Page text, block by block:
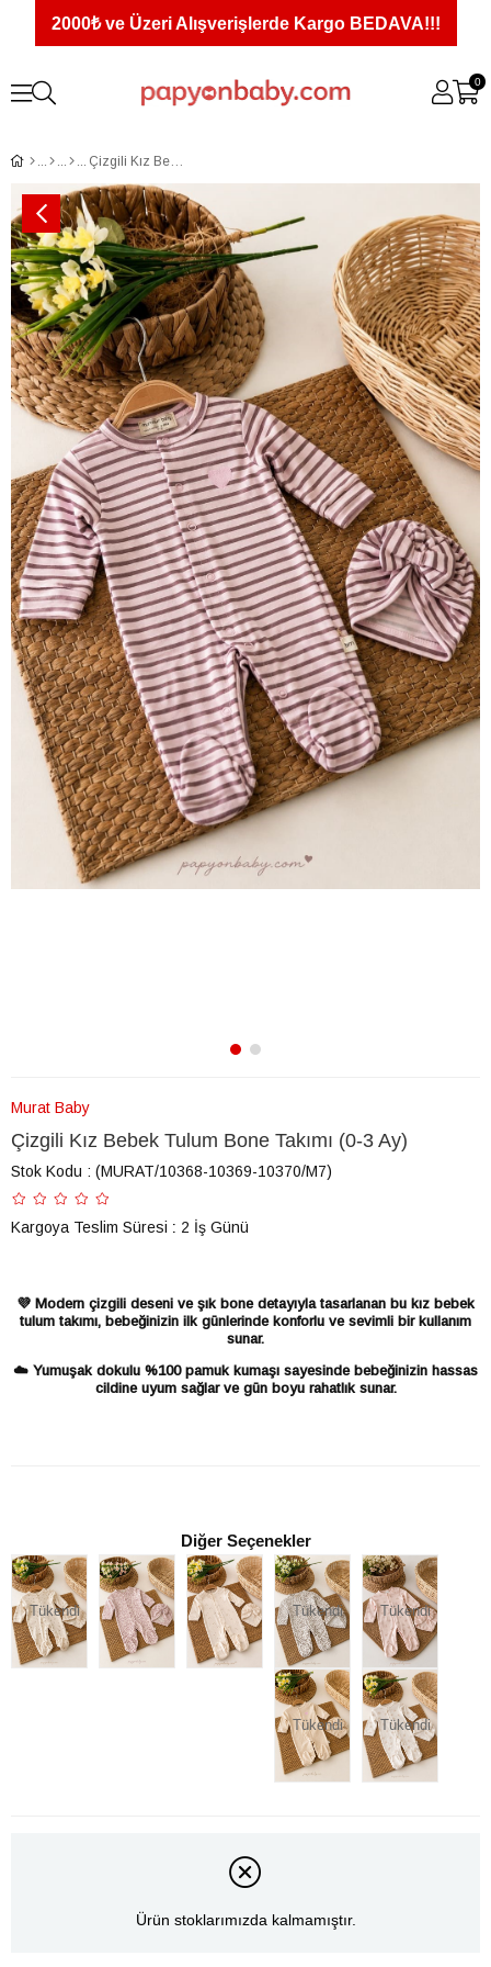
2000₺ ve Üzeri Alışverişlerde Kargo BEDAVA!!!
0
Çizgili Kız Bebek Tulum Bone Takımı (0-3 Ay)
Murat Baby
Çizgili Kız Bebek Tulum Bone Takımı (0-3 Ay)
Stok Kodu (MURAT/10368-10369-10370/M7)
Kargoya Teslim Süresi : 2 İş Günü
💜 Modern çizgili deseni ve şık bone detayıyla tasarlanan bu kız bebek
tulum takımı, bebeğinizin ilk günlerinde konforlu ve sevimli bir kullanım
sunar.
☁️ Yumuşak dokulu %100 pamuk kumaşı sayesinde bebeğinizin hassas
cildine uyum sağlar ve gün boyu rahatlık sunar.
Diğer Seçenekler
Tükendi Tükendi Tükendi
Tükendi Tükendi
Ürün stoklarımızda kalmamıştır.